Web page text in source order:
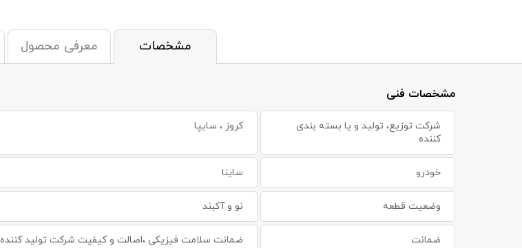
مشخصات معرفی محصول
مشخصات فنی
شرکت توزیع، تولید و یا بسته بندی
کننده
کروز ، سایپا
خودرو ساینا
وضعیت قطعه نو و آکبند
ضمانت ضمانت سلامت فیزیکی ،اصالت و کیفیت شرکت تولید کننده